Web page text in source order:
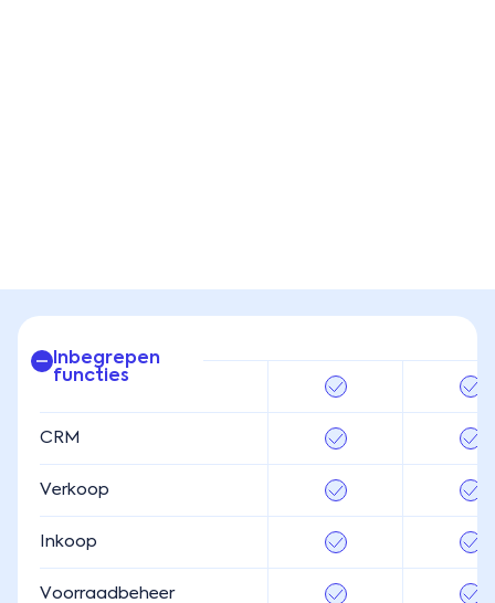
Inbegrepen
functies
GL en Finance
CRM
Verkoop
Inkoop
Voorraadbeheer